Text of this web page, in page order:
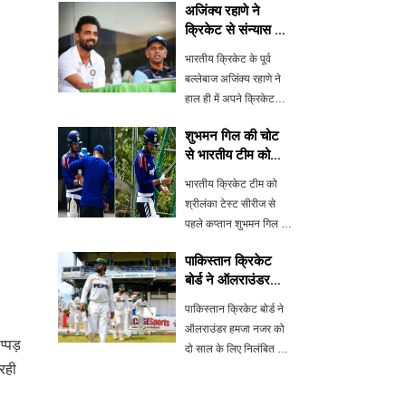
अजिंक्य रहाणे ने
क्रिकेट से संन्यास के
बाद यूरोपियन टी20
लीग में किया करार
भारतीय क्रिकेट के पूर्व
बल्लेबाज अजिंक्य रहाणे ने
हाल ही में अपने क्रिकेट
की है। अब वह यूरोपियन
टी20 लीग में Amsterdam
Flames के साथ खेलेंगे।
रहाणे का करियर शानदार
रहा है, ज
शुभमन गिल की चोट
से भारतीय टीम को
बड़ा झटका, केएल
राहुल बने कप्तान
भारतीय क्रिकेट टीम को
श्रीलंका टेस्ट सीरीज से
पहले कप्तान शुभमन गिल की
लगा है। अभ्यास के दौरान
गिल की उंगली में चोट लग
गई, जिसके बाद उन्हें वॉर्म-
अप मैच से बाहर रखा गया।
केएल रा
पाकिस्तान क्रिकेट
बोर्ड ने ऑलराउंडर
हमजा नजर पर
लगाया दो साल का बैन
पाकिस्तान क्रिकेट बोर्ड ने
ऑलराउंडर हमजा नजर को
दो साल के लिए निलंबित कर